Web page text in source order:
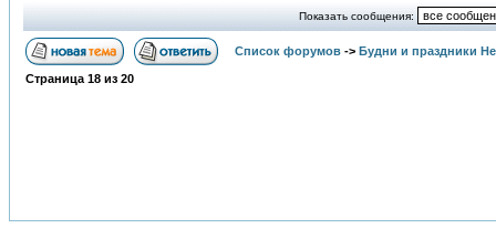
Показать сообщения:
Список форумов -> Будни и праздники
Страница 18 из 20